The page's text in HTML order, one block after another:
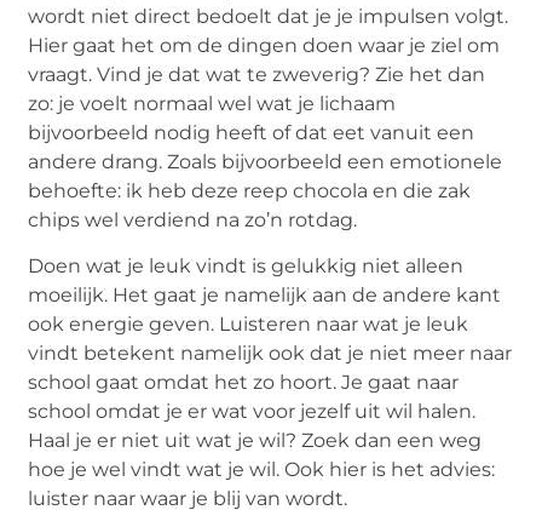
wordt niet direct bedoelt dat je je impulsen volgt.
Hier gaat het om de dingen doen waar je ziel om
vraagt. Vind je dat wat te zweverig? Zie het dan
zo: je voelt normaal wel wat je lichaam
bijvoorbeeld nodig heeft of dat eet vanuit een
andere drang. Zoals bijvoorbeeld een emotionele
behoefte: ik heb deze reep chocola en die zak
chips wel verdiend na zo’n rotdag.
Doen wat je leuk vindt is gelukkig niet alleen
moeilijk. Het gaat je namelijk aan de andere kant
ook energie geven. Luisteren naar wat je leuk
vindt betekent namelijk ook dat je niet meer naar
school gaat omdat het zo hoort. Je gaat naar
school omdat je er wat voor jezelf uit wil halen.
Haal je er niet uit wat je wil? Zoek dan een weg
hoe je wel vindt wat je wil. Ook hier is het advies:
luister naar waar je blij van wordt.